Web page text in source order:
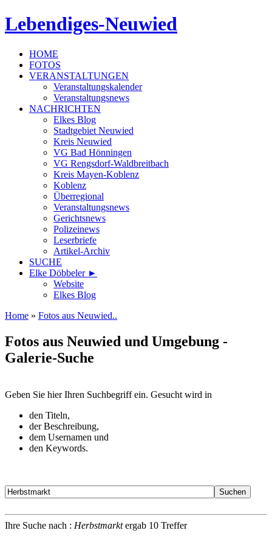
Lebendiges-Neuwied
HOME
FOTOS
VERANSTALTUNGEN
Veranstaltungskalender
Veranstaltungsnews
NACHRICHTEN
Elkes Blog
Stadtgebiet Neuwied
Kreis Neuwied
VG Bad Hönningen
VG Rengsdorf-Waldbreitbach
Kreis Mayen-Koblenz
Koblenz
Überregional
Veranstaltungsnews
Gerichtsnews
Polizeinews
Leserbriefe
Artikel-Archiv
SUCHE
Elke Döbbeler ►
Website
Elkes Blog
Home » Fotos aus Neuwied..
Fotos aus Neuwied und Umgebung -
Galerie-Suche
Geben Sie hier Ihren Suchbegriff ein. Gesucht wird in
den Titeln,
der Beschreibung,
dem Usernamen und
den Keywords.
Ihre Suche nach : Herbstmarktergab 10 Treffer